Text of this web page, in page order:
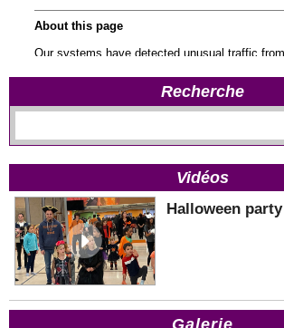
Recherche
Vidéos
Halloween party
Galerie